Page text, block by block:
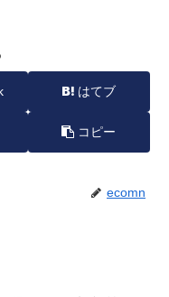
はてブ
コピー
ecomn